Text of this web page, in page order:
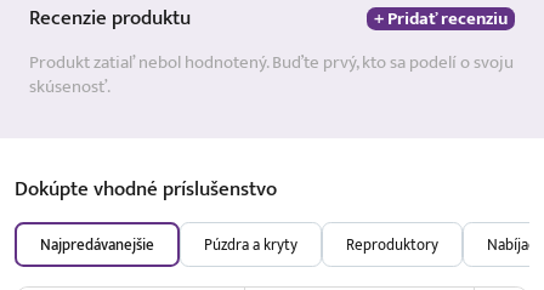
Recenzie produktu
+ Pridať recenziu
Produkt zatiaľ nebol hodnotený. Buďte prvý, kto sa podelí o svoju
skúsenosť.
Dokúpte vhodné príslušenstvo
Najpredávanejšie Púzdra a kryty Reproduktory